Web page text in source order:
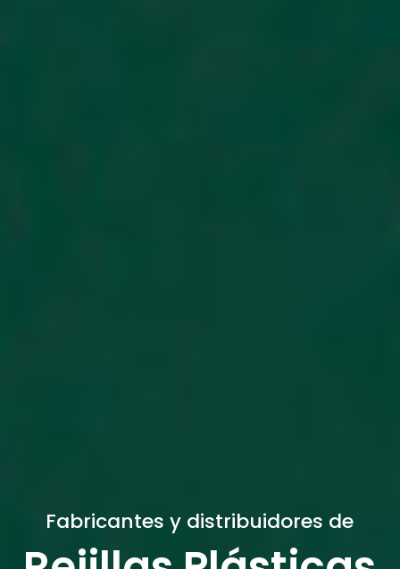
Fabricantes y distribuidores de